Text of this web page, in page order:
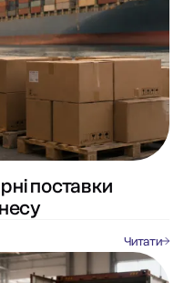
поставки
Читати